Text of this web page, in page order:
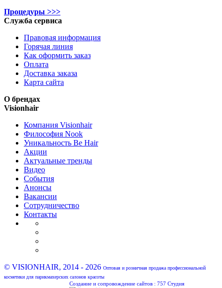
Процедуры >>>
Служба сервиса
Правовая информация
Горячая линия
Как оформить заказ
Оплата
Доставка заказа
Карта сайта
О брендах
Visionhair
Компания Visionhair
Философия Nook
Уникальность Be Hair
Акции
Актуальные тренды
Видео
События
Анонсы
Вакансии
Сотрудничество
Контакты
© VISIONHAIR, 2014 - 2026 Оптовая и розничная продажа профессиональной
косметики для парикмахерских салонов красоты
Создание и сопровождение сайтов : 757 Студия